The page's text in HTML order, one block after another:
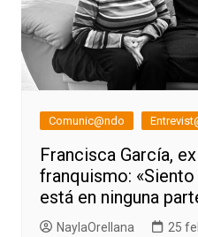
Comunic@ndo
Francisca García,
franquismo:
está en ninguna
NaylaOrellana 25